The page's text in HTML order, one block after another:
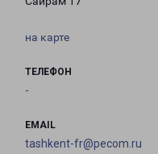
на карте
ТЕЛЕФОН
-
EMAIL
tashkent-fr@pecom.ru